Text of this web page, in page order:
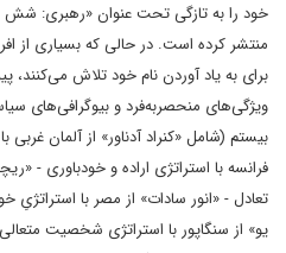
خود را به تازگی تحت عنوان «رهبری: شش
منتشر کرده است. در حالی که بسیاری از
برای به یاد آوردن نام خود تلاش می‌کنند،
ویژگی‌های منحصربه‌فرد و بیوگرافی‌های
بیستم (شامل «کنراد آدناور» از آلمان
فرانسه با استراتژی اراده و خودباوری -
تعادل - «انور سادات» از مصر با
یو» از سنگاپور با استراتژی شخصیت متعالی